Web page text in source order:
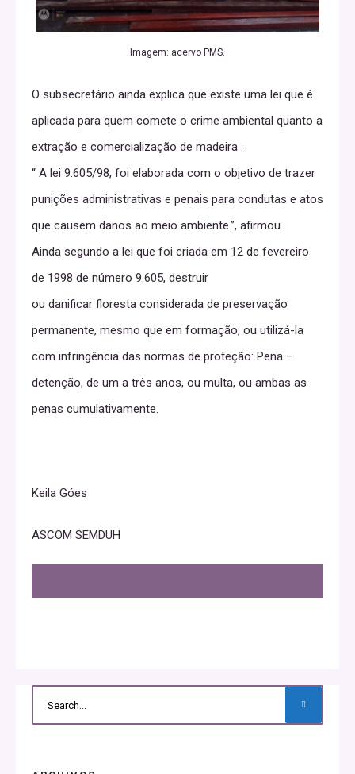
Imagem: acervo PMS.
O subsecretário ainda explica que existe uma lei que é
aplicada para quem comete o crime ambiental quanto a
extração e comercialização de madeira .
“ A lei 9.605/98, foi elaborada com o objetivo de trazer
punições administrativas e penais para condutas e atos
que causem danos ao meio ambiente.”, afirmou .
Ainda segundo a lei que foi criada em 12 de fevereiro
de 1998 de número 9.605, destruir
ou danificar floresta considerada de preservação
permanente, mesmo que em formação, ou utilizá-la
com infringência das normas de proteção: Pena –
detenção, de um a três anos, ou multa, ou ambas as
penas cumulativamente.
Keila Góes
ASCOM SEMDUH